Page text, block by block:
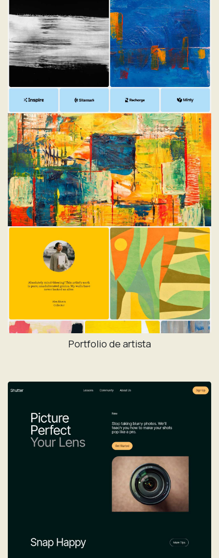
Portfolio de artista